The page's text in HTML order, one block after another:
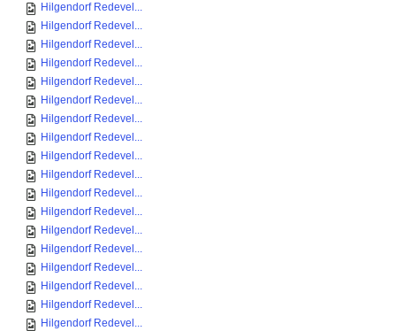
Hilgendorf Redevel...
Hilgendorf Redevel...
Hilgendorf Redevel...
Hilgendorf Redevel...
Hilgendorf Redevel...
Hilgendorf Redevel...
Hilgendorf Redevel...
Hilgendorf Redevel...
Hilgendorf Redevel...
Hilgendorf Redevel...
Hilgendorf Redevel...
Hilgendorf Redevel...
Hilgendorf Redevel...
Hilgendorf Redevel...
Hilgendorf Redevel...
Hilgendorf Redevel...
Hilgendorf Redevel...
Hilgendorf Redevel...